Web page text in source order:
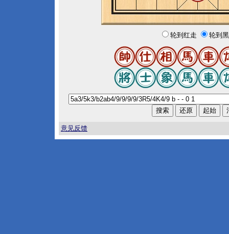
轮到红走 轮到
意见反馈